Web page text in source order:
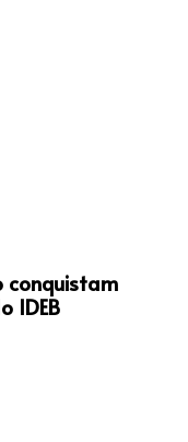
conquistam
IDEB